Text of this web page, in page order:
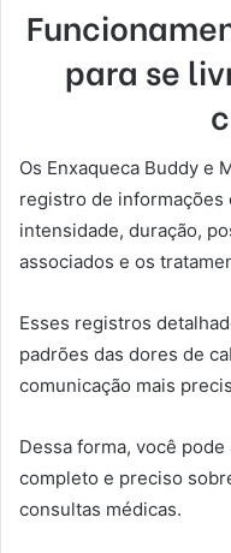
para se
Os Enxaqueca Buddy e
registro de informações
intensidade, duração,
associados e os
Esses registros
padrões das dores de
comunicação mais
Dessa forma, você
completo e preciso
consultas médicas.